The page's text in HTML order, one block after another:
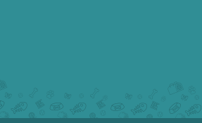
Solo por esta semana.
Applaws 15% Bravery 15% Hill's